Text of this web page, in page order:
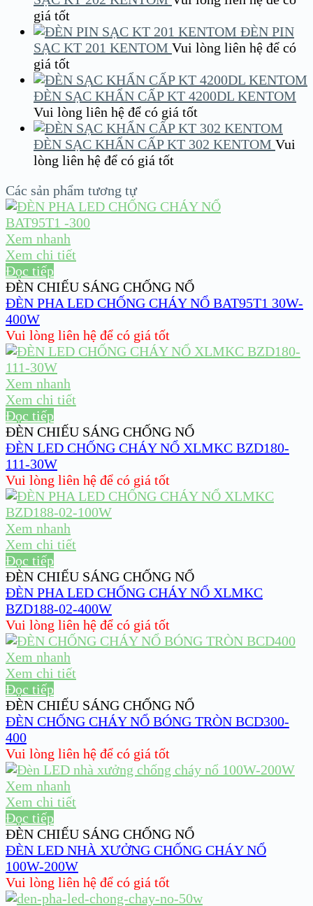
giá tốt
ĐÈN PIN
SẠC KT 201 KENTOM Vui lòng liên hệ để có
giá tốt
ĐÈN SẠC KHẨN CẤP KT 4200DL KENTOM
Vui lòng liên hệ để có giá tốt
ĐÈN SẠC KHẨN CẤP KT 302 KENTOM Vui
lòng liên hệ để có giá tốt
Các sản phẩm tương tự
Xem nhanh
Xem chi tiết
Đọc tiếp
ĐÈN CHIẾU SÁNG CHỐNG NỔ
ĐÈN PHA LED CHỐNG CHÁY NỔ BAT95T1 30W-
400W
Vui lòng liên hệ để có giá tốt
Xem nhanh
Xem chi tiết
Đọc tiếp
ĐÈN CHIẾU SÁNG CHỐNG NỔ
ĐÈN LED CHỐNG CHÁY NỔ XLMKC BZD180-
111-30W
Vui lòng liên hệ để có giá tốt
Xem nhanh
Xem chi tiết
Đọc tiếp
ĐÈN CHIẾU SÁNG CHỐNG NỔ
ĐÈN PHA LED CHỐNG CHÁY NỔ XLMKC
BZD188-02-400W
Vui lòng liên hệ để có giá tốt
Xem nhanh
Xem chi tiết
Đọc tiếp
ĐÈN CHIẾU SÁNG CHỐNG NỔ
ĐÈN CHỐNG CHÁY NỔ BÓNG TRÒN BCD300-
400
Vui lòng liên hệ để có giá tốt
Xem nhanh
Xem chi tiết
Đọc tiếp
ĐÈN CHIẾU SÁNG CHỐNG NỔ
ĐÈN LED NHÀ XƯỞNG CHỐNG CHÁY NỔ
100W-200W
Vui lòng liên hệ để có giá tốt